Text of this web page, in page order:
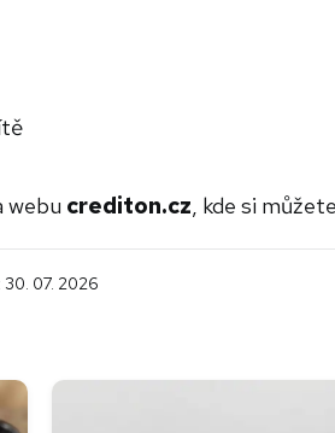
webu crediton.cz, kde si
07. 2026